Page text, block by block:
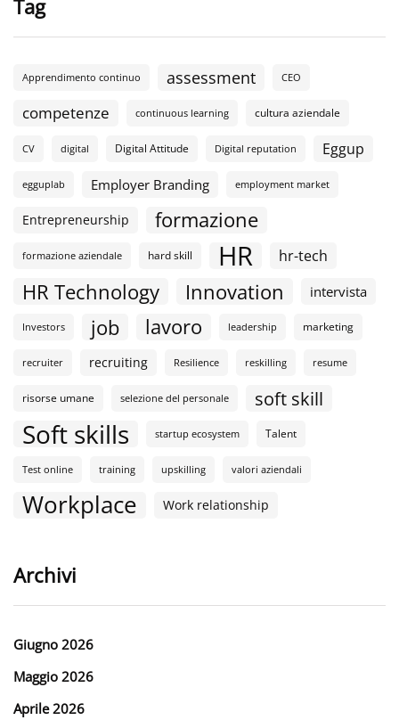
Tag
Apprendimento continuo assessment CEO
competenze continuous learning cultura aziendale
CV digital Digital Attitude Digital reputation Eggup
egguplab Employer Branding employment market
Entrepreneurship formazione
formazione aziendale hard skill HR hr-tech
HR Technology Innovation intervista
Investors job lavoro leadership marketing
recruiter recruiting Resilience reskilling resume
risorse umane selezione del personale soft skill
Soft skills startup ecosystem Talent
Test online training upskilling valori aziendali
Workplace Work relationship
Archivi
Giugno 2026
Maggio 2026
Aprile 2026